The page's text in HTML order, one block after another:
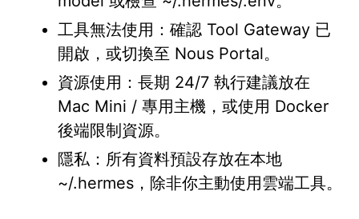
工具無法使用：確認 Tool Gateway 已
開啟，或切換至 Nous Portal。
資源使用：長期 24/7 執行建議放在
Mac Mini / 專用主機，或使用 Docker
後端限制資源。
隱私：所有資料預設存放在本地
~/.hermes，除非你主動使用雲端工具。